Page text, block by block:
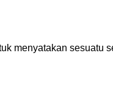
menyatakan sesuatu